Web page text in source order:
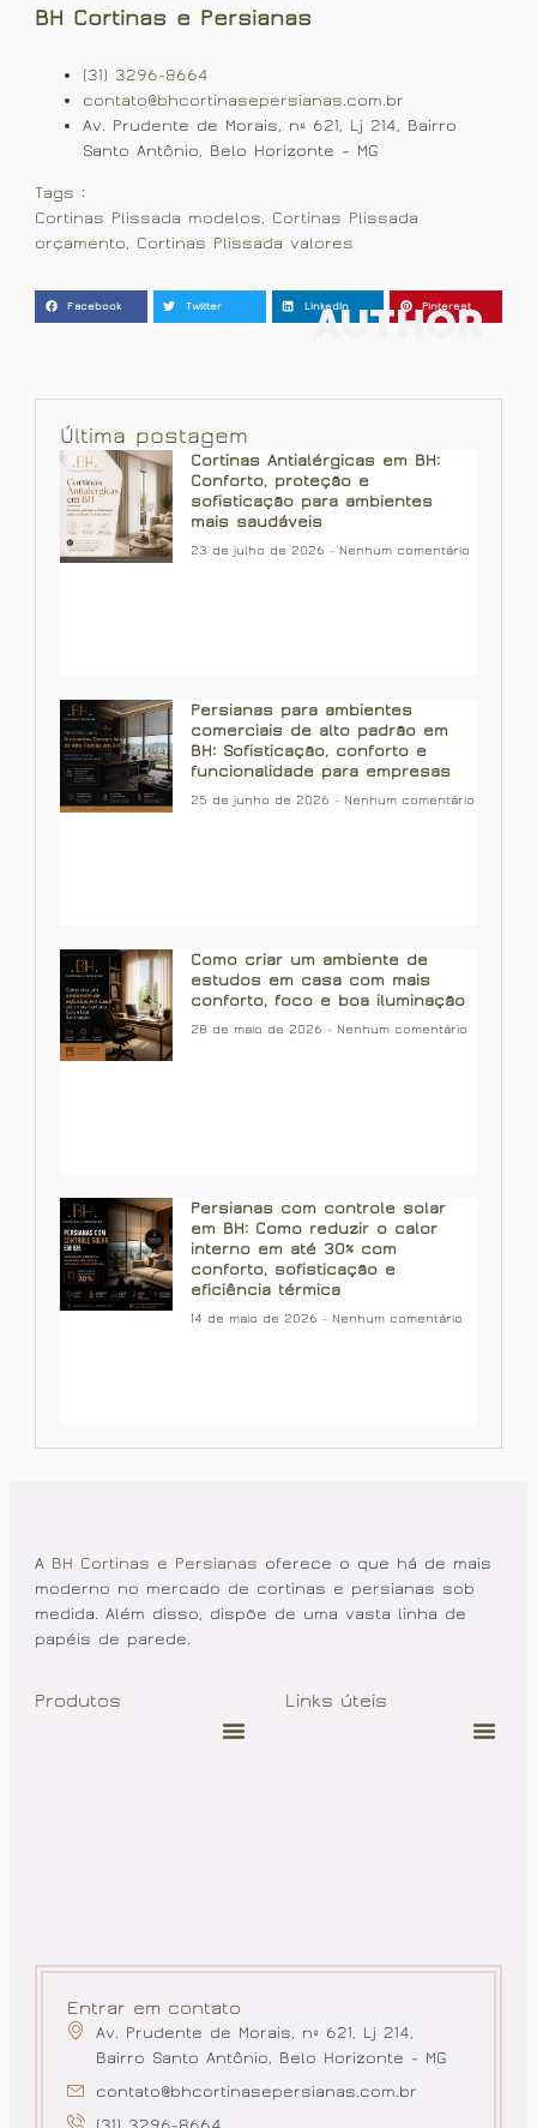
BH Cortinas e Persianas
(31) 3296-8664
contato@bhcortinasepersianas.com.br
Av. Prudente de Morais, nº 621, Lj 214, Bairro
Santo Antônio, Belo Horizonte – MG
Tags :
Cortinas Plissada modelos, Cortinas Plissada
orçamento, Cortinas Plissada valores
Facebook Twitter LinkedIn Pinterest
AUTHOR
Última postagem
Cortinas Antialérgicas em BH:
Conforto, proteção e
sofisticação para ambientes
mais saudáveis
23 de julho de 2026 Nenhum comentário
Persianas para ambientes
comerciais de alto padrão em
BH: Sofisticação, conforto e
funcionalidade para empresas
25 de junho de 2026 Nenhum comentário
Como criar um ambiente de
estudos em casa com mais
conforto, foco e boa iluminação
28 de maio de 2026 Nenhum comentário
Persianas com controle solar
em BH: Como reduzir o calor
interno em até 30% com
conforto, sofisticação e
eficiência térmica
14 de maio de 2026 Nenhum comentário
A BH Cortinas e Persianas oferece o que há de mais
moderno no mercado de cortinas e persianas sob
medida. Além disso, dispõe de uma vasta linha de
papéis de parede.
Produtos Links úteis
Entrar em contato
Av. Prudente de Morais, nº 621, Lj 214,
Bairro Santo Antônio, Belo Horizonte - MG
contato@bhcortinasepersianas.com.br